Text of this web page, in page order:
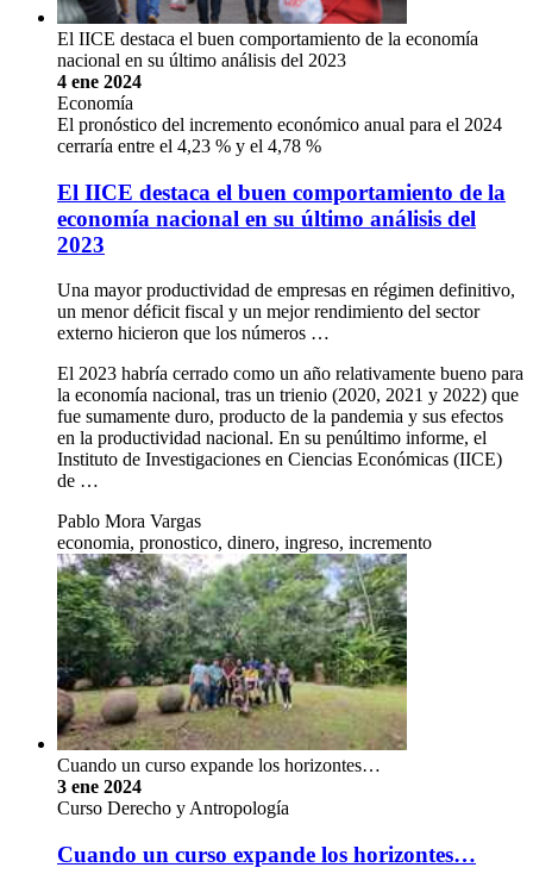
El IICE destaca el buen comportamiento de la economía
nacional en su último análisis del 2023
4 ene 2024
Economía
El pronóstico del incremento económico anual para el 2024
cerraría entre el 4,23 % y el 4,78 %
El IICE destaca el buen comportamiento de la
economía nacional en su último análisis del
2023
Una mayor productividad de empresas en régimen definitivo,
un menor déficit fiscal y un mejor rendimiento del sector
externo hicieron que los números …
El 2023 habría cerrado como un año relativamente bueno para
la economía nacional, tras un trienio (2020, 2021 y 2022) que
fue sumamente duro, producto de la pandemia y sus efectos
en la productividad nacional. En su penúltimo informe, el
Instituto de Investigaciones en Ciencias Económicas (IICE)
de …
Pablo Mora Vargas
economia, pronostico, dinero, ingreso, incremento
Cuando un curso expande los horizontes…
3 ene 2024
Curso Derecho y Antropología
Cuando un curso expande los horizontes…